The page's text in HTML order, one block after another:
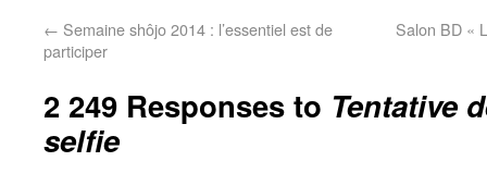
← Semaine shôjo 2014 : l’essentiel est de
participer
Salon BD «
2 249 Responses to Tentative
selfie